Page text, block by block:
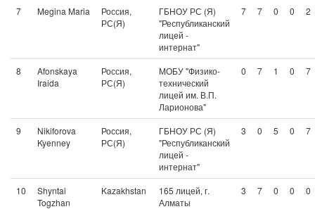
7 Megina Maria
Россия,
РС(Я)
ГБНОУ РС (Я)
"Республиканский
лицей -
интернат"
7 7 0 0 2
8
Afonskaya
Iraida
Россия,
РС(Я)
МОБУ "Физико-
технический
лицей им. В.П.
Ларионова"
0 7 1 0 7
9
Nikiforova
Kyenney
Россия,
РС(Я)
ГБНОУ РС (Я)
"Республиканский
лицей -
интернат"
3 0 5 0 7
10
Shyntai
Togzhan
Kazakhstan
165 лицей, г.
Алматы
3 7 0 0 0